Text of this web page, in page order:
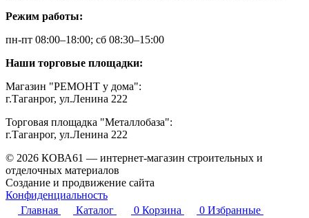
Режим работы:
пн-пт 08:00–18:00; сб 08:30–15:00
Наши торговые площадки:
Магазин "РЕМОНТ у дома":
г.Таганрог, ул.Ленина 222
Торговая площадка "Металлобаза":
г.Таганрог, ул.Ленина 222
© 2026 КОВА61 — интернет-магазин строительных и
отделочных материалов
Создание и продвижение сайта
Конфиденциальность
Главная
Каталог 0 Корзина 0 Избранные